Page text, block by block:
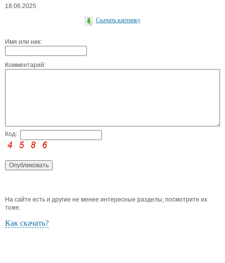
18.06.2025
Скачать картинку
Имя или ник:
Комментарий:
Код:
На сайте есть и другие не менее интересные разделы, посмотрите их
тоже.
Как скачать?